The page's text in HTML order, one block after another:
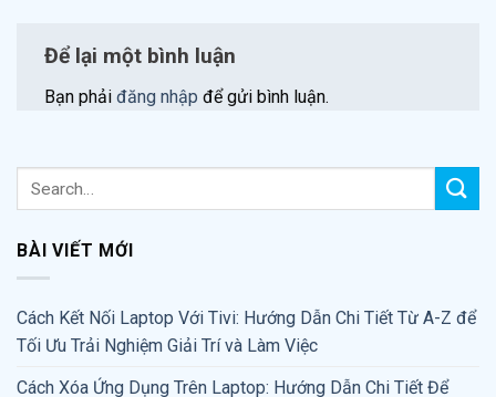
Để lại một bình luận
Bạn phải đăng nhập để gửi bình luận.
BÀI VIẾT MỚI
Cách Kết Nối Laptop Với Tivi: Hướng Dẫn Chi Tiết Từ A-Z để
Tối Ưu Trải Nghiệm Giải Trí và Làm Việc
Cách Xóa Ứng Dụng Trên Laptop: Hướng Dẫn Chi Tiết Để